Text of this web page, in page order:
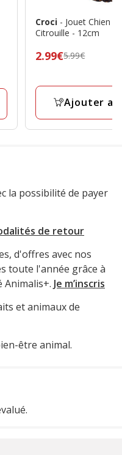
Croci - Jouet Chien
Citrouille - 12cm
Prix
5.99€,
final
2.99€
2.99€5.99€
Ajouter
la possibilité de payer
de retour
d'offres avec nos
toute l'année grâce à
Je m’inscris
et animaux de
être animal.